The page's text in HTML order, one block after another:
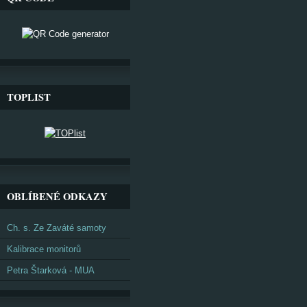
TOPLIST
OBLÍBENÉ ODKAZY
Ch. s. Ze Zaváté samoty
Kalibrace monitorů
Petra Štarková - MUA